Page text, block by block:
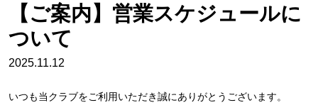
【ご案内】営業スケジュールに
ついて
2025.11.12
いつも当クラブをご利用いただき誠にありがとうございます。